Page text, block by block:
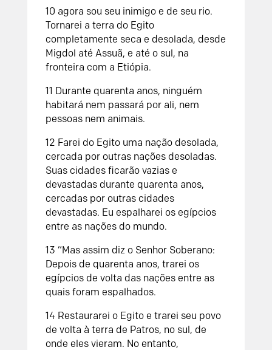
10 agora sou seu inimigo e de seu rio.
Tornarei a terra do Egito
completamente seca e desolada, desde
Migdol até Assuã, e até o sul, na
fronteira com a Etiópia.
11 Durante quarenta anos, ninguém
habitará nem passará por ali, nem
pessoas nem animais.
12 Farei do Egito uma nação desolada,
cercada por outras nações desoladas.
Suas cidades ficarão vazias e
devastadas durante quarenta anos,
cercadas por outras cidades
devastadas. Eu espalharei os egípcios
entre as nações do mundo.
13 “Mas assim diz o Senhor Soberano:
Depois de quarenta anos, trarei os
egípcios de volta das nações entre as
quais foram espalhados.
14 Restaurarei o Egito e trarei seu povo
de volta à terra de Patros, no sul, de
onde eles vieram. No entanto,